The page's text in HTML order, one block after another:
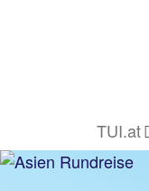
TUI.at